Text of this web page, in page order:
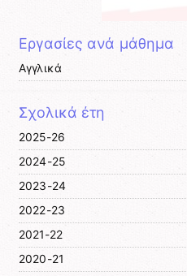
Εργασίες ανά μάθημα
Αγγλικά
Σχολικά έτη
2025-26
2024-25
2023-24
2022-23
2021-22
2020-21